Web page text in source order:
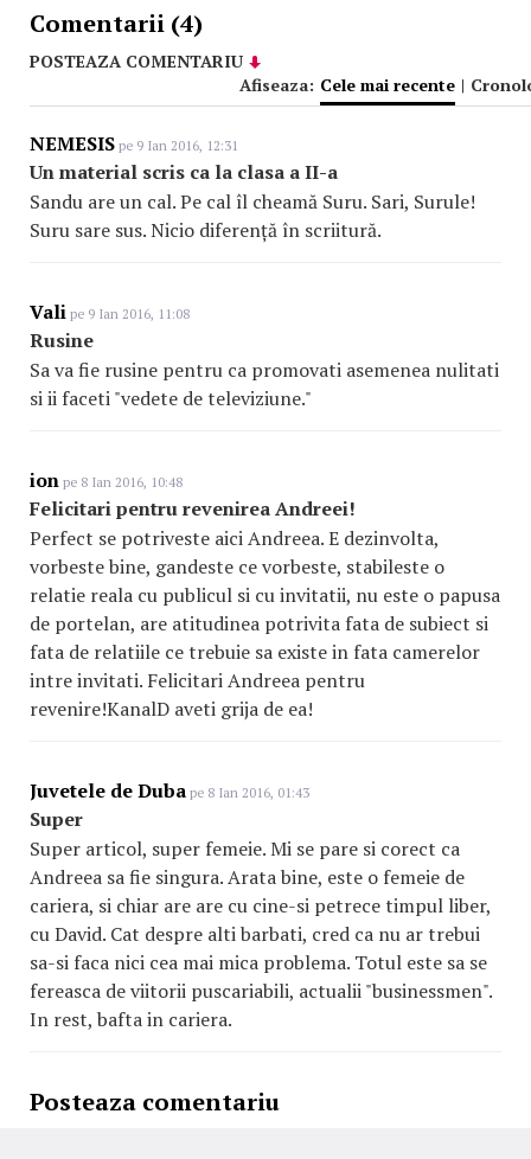
Comentarii (4)
POSTEAZA COMENTARIU
Afiseaza: Cele mai recente |
NEMESIS pe 9 Ian 2016, 12:31
Un material scris ca la clasa a II-a
Sandu are un cal. Pe cal îl cheamă Suru. Sari, Surule!
Suru sare sus. Nicio diferență în scriitură.
Vali pe 9 Ian 2016, 11:08
Rusine
Sa va fie rusine pentru ca promovati asemenea nulitati
si ii faceti "vedete de televiziune."
ion pe 8 Ian 2016, 10:48
Felicitari pentru revenirea Andreei!
Perfect se potriveste aici Andreea. E dezinvolta,
vorbeste bine, gandeste ce vorbeste, stabileste o
relatie reala cu publicul si cu invitatii, nu este o papusa
de portelan, are atitudinea potrivita fata de subiect si
fata de relatiile ce trebuie sa existe in fata camerelor
intre invitati. Felicitari Andreea pentru
revenire!KanalD aveti grija de ea!
Juvetele de Duba pe 8 Ian 2016, 01:43
Super
Super articol, super femeie. Mi se pare si corect ca
Andreea sa fie singura. Arata bine, este o femeie de
cariera, si chiar are are cu cine-si petrece timpul liber,
cu David. Cat despre alti barbati, cred ca nu ar trebui
sa-si faca nici cea mai mica problema. Totul este sa se
fereasca de viitorii puscariabili, actualii "businessmen".
In rest, bafta in cariera.
Posteaza comentariu